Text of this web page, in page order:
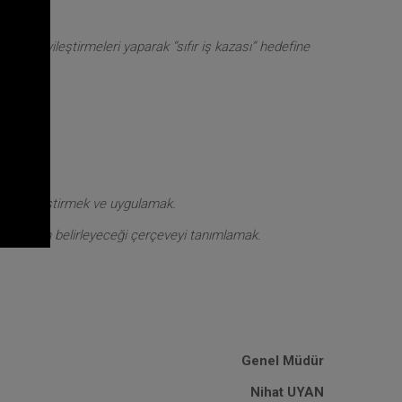
ve iyileştirmeleri yaparak ‘’sıfır iş kazası’’ hedefine
geliştirmek ve uygulamak.
belirleyeceği çerçeveyi tanımlamak.
Genel Müdür
Nihat UYAN